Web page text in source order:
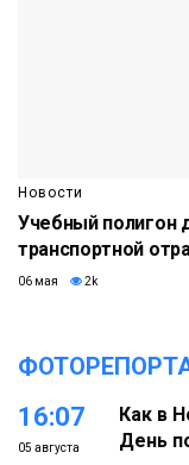
Новости
Учебный полигон
транспортной
06 мая 2k
16:07
05 августа
Как в
День